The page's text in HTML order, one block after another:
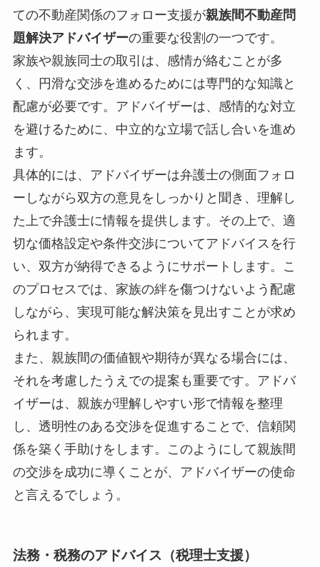
ての不動産関係のフォロー支援が親族間不動産問
題解決アドバイザーの重要な役割の一つです。
家族や親族同士の取引は、感情が絡むことが多
く、円滑な交渉を進めるためには専門的な知識と
配慮が必要です。アドバイザーは、感情的な対立
を避けるために、中立的な立場で話し合いを進め
ます。
具体的には、アドバイザーは弁護士の側面フォロ
ーしながら双方の意見をしっかりと聞き、理解し
た上で弁護士に情報を提供します。その上で、適
切な価格設定や条件交渉についてアドバイスを行
い、双方が納得できるようにサポートします。こ
のプロセスでは、家族の絆を傷つけないよう配慮
しながら、実現可能な解決策を見出すことが求め
られます。
また、親族間の価値観や期待が異なる場合には、
それを考慮したうえでの提案も重要です。アドバ
イザーは、親族が理解しやすい形で情報を整理
し、透明性のある交渉を促進することで、信頼関
係を築く手助けをします。このようにして親族間
の交渉を成功に導くことが、アドバイザーの使命
と言えるでしょう。
法務・税務のアドバイス（税理士支援）